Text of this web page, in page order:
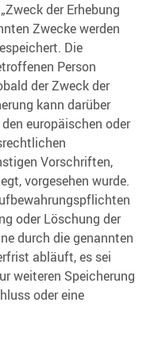
der Erhebung
Zwecke werden
Die
Person
der Zweck der
kann darüber
europäischen oder
Vorschriften,
vorgesehen wurde.
oder Löschung der
durch die genannten
abläuft, es sei
weiteren Speicherung
oder eine